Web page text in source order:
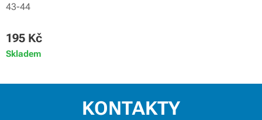
43-44
195 Kč
Skladem
KONTAKTY